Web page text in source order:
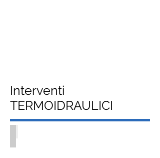
Interventi
TERMOIDRAULICI